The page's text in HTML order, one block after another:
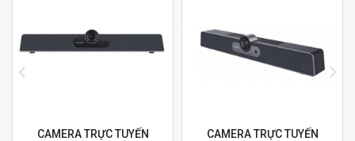
CAMERA TRỰC TUYẾN
CAMERA TRỰC TUYẾN